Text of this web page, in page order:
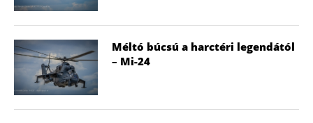
Méltó búcsú a harctéri legendától
– Mi-24